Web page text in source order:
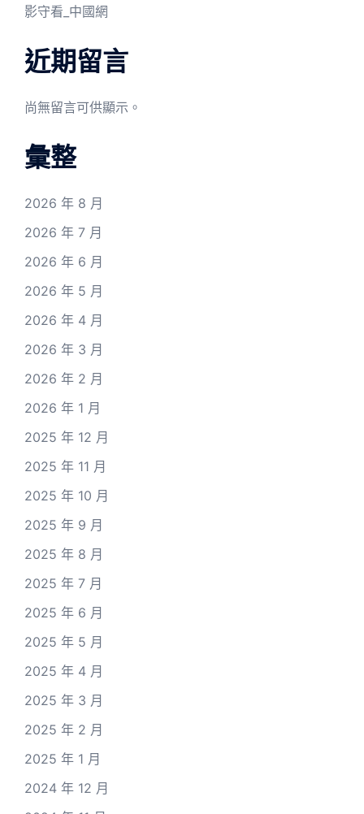
影守看_中國網
近期留言
尚無留言可供顯示。
彙整
2026 年 8 月
2026 年 7 月
2026 年 6 月
2026 年 5 月
2026 年 4 月
2026 年 3 月
2026 年 2 月
2026 年 1 月
2025 年 12 月
2025 年 11 月
2025 年 10 月
2025 年 9 月
2025 年 8 月
2025 年 7 月
2025 年 6 月
2025 年 5 月
2025 年 4 月
2025 年 3 月
2025 年 2 月
2025 年 1 月
2024 年 12 月